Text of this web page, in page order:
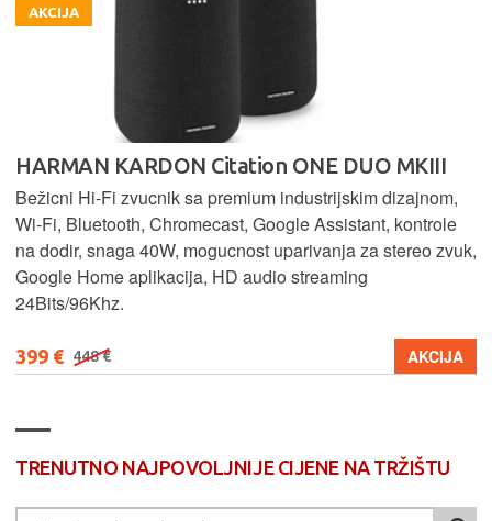
AKCIJA
HARMAN KARDON Citation ONE DUO MKIII
Bežicni Hi-Fi zvucnik sa premium industrijskim dizajnom,
Wi-Fi, Bluetooth, Chromecast, Google Assistant, kontrole
na dodir, snaga 40W, mogucnost uparivanja za stereo zvuk,
Google Home aplikacija, HD audio streaming
24Bits/96Khz.
399 € 448 € AKCIJA
TRENUTNO NAJPOVOLJNIJE CIJENE NA TRŽIŠTU